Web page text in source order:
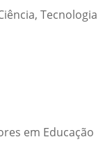
Tecnologia
em Educação